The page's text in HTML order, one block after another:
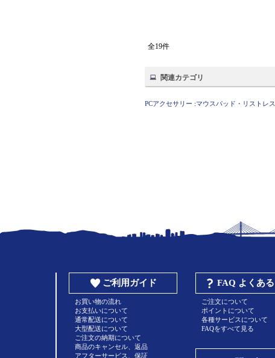
全19件
関連カテゴリ
PCアクセサリー :マウスパッド・リストレ
ご利用ガイド
お買い物の流れ
お支払いについて
通常配送について
大型配送について
ご注文の納期について
商品のキャンセル、返品
アフターサービス、保証
FAQ よくあ
ご注文について
ポイントについて
各種サービスについて
FAQをすべて見る